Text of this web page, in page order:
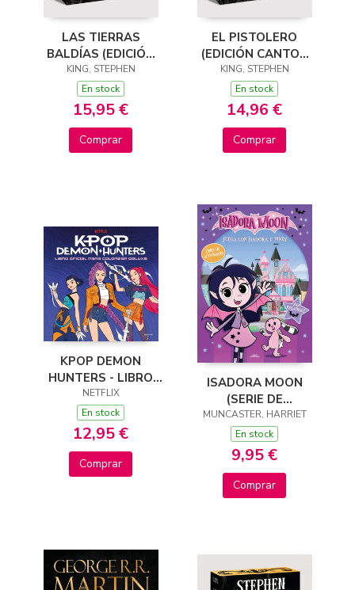
LAS TIERRAS
BALDÍAS (EDICIÓN
CANTOS TINTADOS)
(LA TORRE OSCURA
3)
KING, STEPHEN
En stock
15,95 €
Comprar
EL PISTOLERO
(EDICIÓN CANTOS
TINTADOS) (LA
TORRE OSCURA 1)
KING, STEPHEN
En stock
14,96 €
Comprar
KPOP DEMON
HUNTERS - LIBRO
OFICIAL PARA
COLOREAR DELUXE
NETFLIX
En stock
12,95 €
Comprar
ISADORA MOON
(SERIE DE
TELEVISIÓN) - JUEGA
CON ISADORA Y
PINKY
MUNCASTER, HARRIET
En stock
9,95 €
Comprar